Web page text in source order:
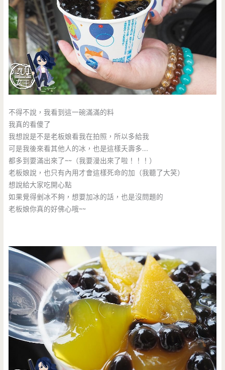
不得不說，我看到這一碗滿滿的料
我真的看傻了
我想說是不是老板娘看我在拍照，所以多給我
可是我後來看其他人的冰，也是這樣夭壽多….
都多到要滿出來了~~（我要漫出來了啦！！！）
老板娘說，也只有內用才會這樣死命的加（我聽了大笑）
想說給大家吃開心點
如果覺得剉冰不夠，想要加冰的話，也是沒問題的
老板娘你真的好佛心哦~~